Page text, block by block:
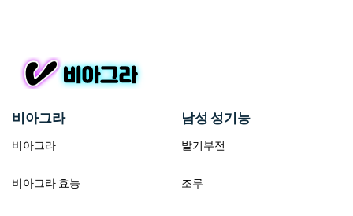
비아그라
비아그라
비아그라 효능
남성 성기능
발기부전
조루